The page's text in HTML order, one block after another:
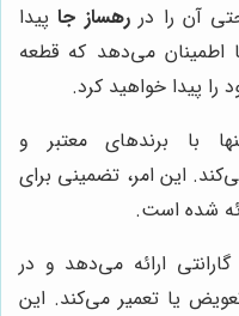
آن را دررهساز جاپیدا
اطمینان می‌دهد که قطعه
پیدا خواهید کرد.
با برندهای معتبر و
این امر، تضمینی برای
شده است.
ارائه می‌دهد و در
یا تعمیر می‌کند. این